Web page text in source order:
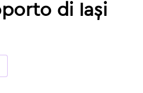
di Iași